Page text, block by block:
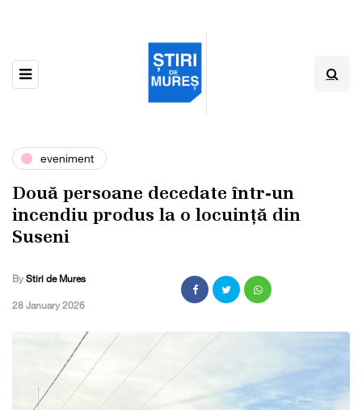
eveniment
Două persoane decedate într-un
incendiu produs la o locuință din
Suseni
By Stiri de Mures
,28 January 2026